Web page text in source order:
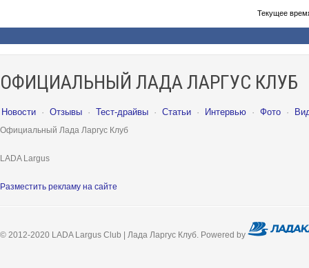
Текущее
ОФИЦИАЛЬНЫЙ ЛАДА ЛАРГУС КЛУБ
Новости · Отзывы · Тест-драйвы · Статьи · Интервью · Фото ·
Официальный Лада Ларгус Клуб
LADA Largus
Разместить рекламу на сайте
© 2012-2020 LADA Largus Club | Лада Ларгус Клуб. Powered by